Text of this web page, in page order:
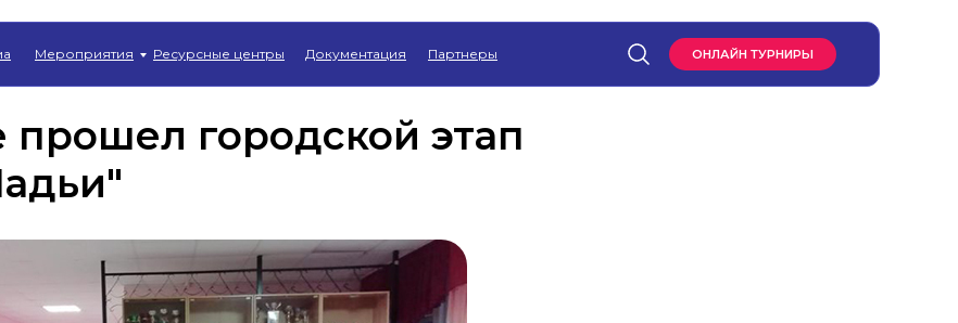
ОНЛАЙН ТУРНИРЫ
Документация
Ресурсные центры
Мероприятия Партнеры
прошел городской этап